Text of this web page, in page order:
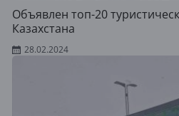
Объявлен топ-20
Казахстана
28.02.2024